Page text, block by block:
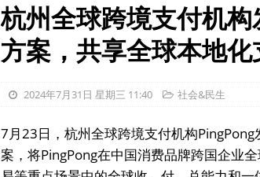
杭州全球跨境支付机
方案，共享全球本地
2024年7月31日 星期三 11:40 社会&民生
7月23日，杭州全球跨境支付机构
案，将PingPong在中国消费品牌跨国企业